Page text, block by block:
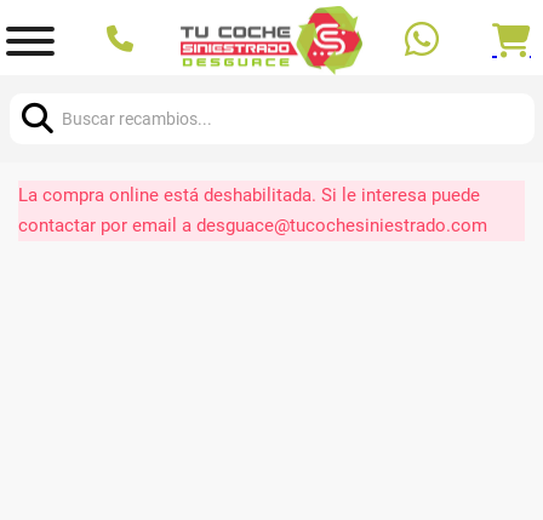
La compra online está deshabilitada. Si le interesa puede
contactar por email a desguace@tucochesiniestrado.com